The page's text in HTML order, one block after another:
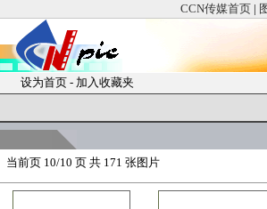
CCN传媒首页 |
设为首页 - 加入收藏夹
当前页 10/10 页 共 171 张图片